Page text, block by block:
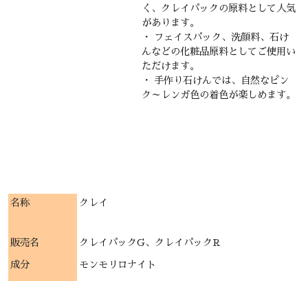
く、クレイパックの原料として人気
があります。
・ フェイスパック、洗顔料、石け
んなどの化粧品原料としてご使用い
ただけます。
・ 手作り石けんでは、自然なピン
ク～レンガ色の着色が楽しめます。
名称 クレイ
販売名 クレイパックG、クレイパックR
成分 モンモリロナイト